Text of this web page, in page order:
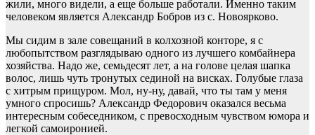
жили, много видели, а еще больше работали. Именно таким
человеком является Александр Бобров из с. Новоярково.
Мы сидим в зале совещаний в колхозной конторе, я с
любопытством разглядываю одного из лучшего комбайнера
хозяйства. Надо же, семьдесят лет, а на голове целая шапка
волос, лишь чуть тронутых сединой на висках. Голубые глаза
с хитрым прищуром. Мол, ну-ну, давай, что ты там у меня
умного спросишь? Александр Федорович оказался весьма
интересным собеседником, с превосходным чувством юмора и
легкой самоиронией.